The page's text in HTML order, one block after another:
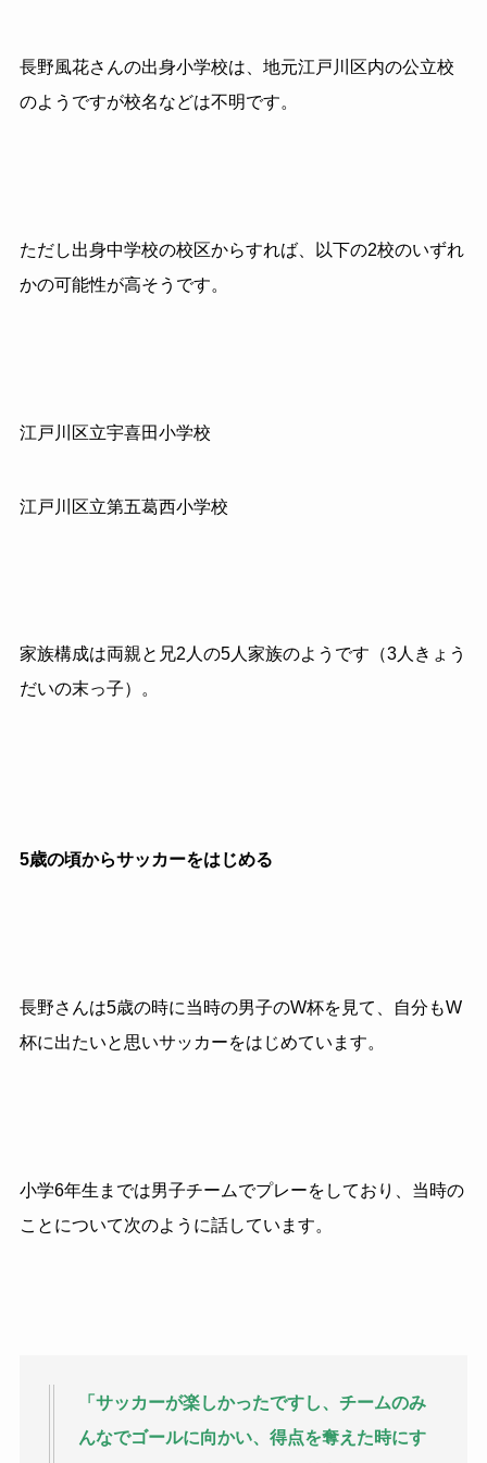
長野風花さんの出身小学校は、地元江戸川区内の公立校
のようですが校名などは不明です。
ただし出身中学校の校区からすれば、以下の2校のいずれ
かの可能性が高そうです。
江戸川区立宇喜田小学校
江戸川区立第五葛西小学校
家族構成は両親と兄2人の5人家族のようです（3人きょう
だいの末っ子）。
5歳の頃からサッカーをはじめる
長野さんは5歳の時に当時の男子のW杯を見て、自分もW
杯に出たいと思いサッカーをはじめています。
小学6年生までは男子チームでプレーをしており、当時の
ことについて次のように話しています。
「サッカーが楽しかったですし、チームのみ
んなでゴールに向かい、得点を奪えた時にす